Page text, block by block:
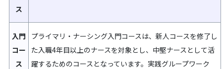
ス
入門
コー
ス
プライマリ・ナーシング入門コースは、新人コースを修了し
た入職4年目以上のナースを対象とし、中堅ナースとして活
躍するためのコースとなっています。実践グループワーク